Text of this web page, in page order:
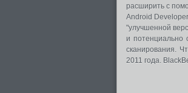
расширить с
Android
"улучшенной
и потенциально
сканирования.
2011 года.